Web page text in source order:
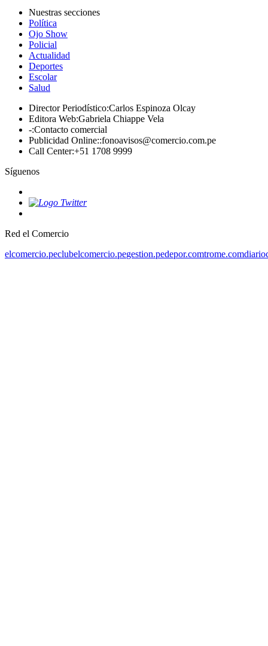
Nuestras secciones
Política
Ojo Show
Policial
Actualidad
Deportes
Escolar
Salud
Director Periodístico:Carlos Espinoza Olcay
Editora Web:Gabriela Chiappe Vela
-:Contacto comercial
Publicidad Online::fonoavisos@comercio.com.pe
Call Center:+51 1708 9999
Síguenos
Red el Comercio
elcomercio.peclubelcomercio.pegestion.pedepor.comtrome.com